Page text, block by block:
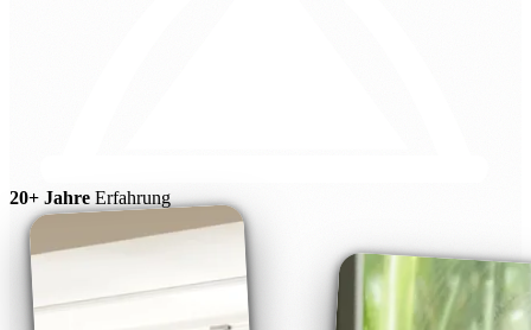
20+ Jahre Erfahrung